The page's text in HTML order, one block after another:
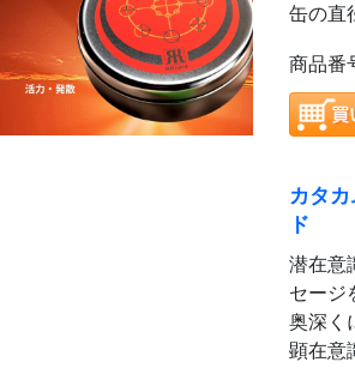
缶の直
商品番
カタ
ド
潜在意
セージ
奥深く
顕在意